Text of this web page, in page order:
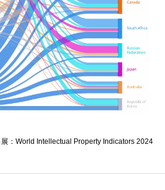
展：World Intellectual Property Indicators 2024